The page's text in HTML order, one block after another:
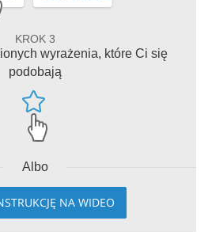
KROK 3
wyrażenia, które Ci się
podobają
Albo
NA WIDEO